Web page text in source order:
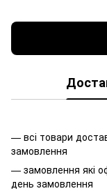
— всі товари
замовлення
— замовлення які
день замовлення